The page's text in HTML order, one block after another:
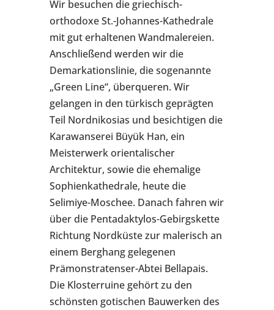
Wir besuchen die griechisch-
orthodoxe St.-Johannes-Kathedrale
mit gut erhaltenen Wandmalereien.
Anschließend werden wir die
Demarkationslinie, die sogenannte
„Green Line“, überqueren. Wir
gelangen in den türkisch geprägten
Teil Nordnikosias und besichtigen die
Karawanserei Büyük Han, ein
Meisterwerk orientalischer
Architektur, sowie die ehemalige
Sophienkathedrale, heute die
Selimiye-Moschee. Danach fahren wir
über die Pentadaktylos-Gebirgskette
Richtung Nordküste zur malerisch an
einem Berghang gelegenen
Prämonstratenser-Abtei Bellapais.
Die Klosterruine gehört zu den
schönsten gotischen Bauwerken des